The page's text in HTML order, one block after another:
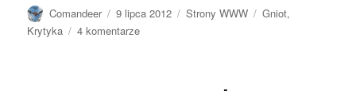
Autor
Comandeer
Data
publikacji
9 lipca 2012 Kategorie
Strony WWW Tagi
Gniot,
Krytyka
4 komentarzedo